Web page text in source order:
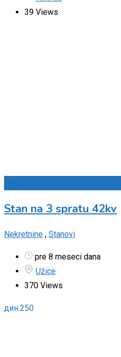
39 Views
Stan na 3 spratu 42kv
Nekretnine , Stanovi
pre 8 meseci dana
Užice
370 Views
дин.250